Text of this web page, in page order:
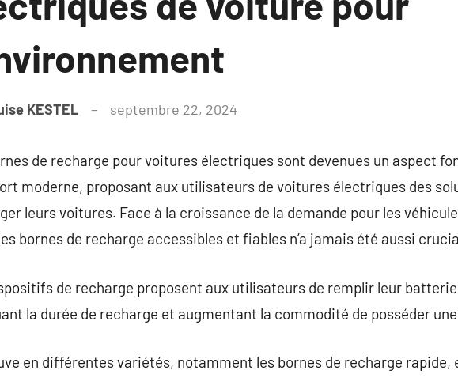
KESTEL septembre 22, 2024
de recharge pour voitures électriques sont devenues un aspect
moderne, proposant aux utilisateurs de voitures électriques des
leurs voitures. Face à la croissance de la demande pour les
bornes de recharge accessibles et fiables n’a jamais été aussi
de recharge proposent aux utilisateurs de remplir leur
la durée de recharge et augmentant la commodité de posséder
en différentes variétés, notamment les bornes de recharge rapide,